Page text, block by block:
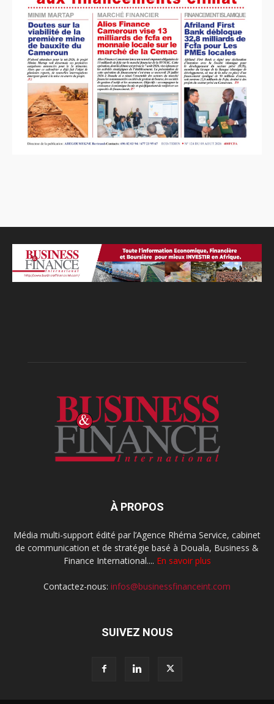
À PROPOS
Média multi-support édité par l’Agence Rhéma Service, cabinet
de communication et de stratégie basé à Douala, Business &
Finance International.... En savoir plus
Contactez-nous: infos@businessfinanceint.com
SUIVEZ NOUS